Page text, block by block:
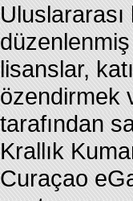
lisanslar,
özendirmek
tarafından
Krallık
Curaçao